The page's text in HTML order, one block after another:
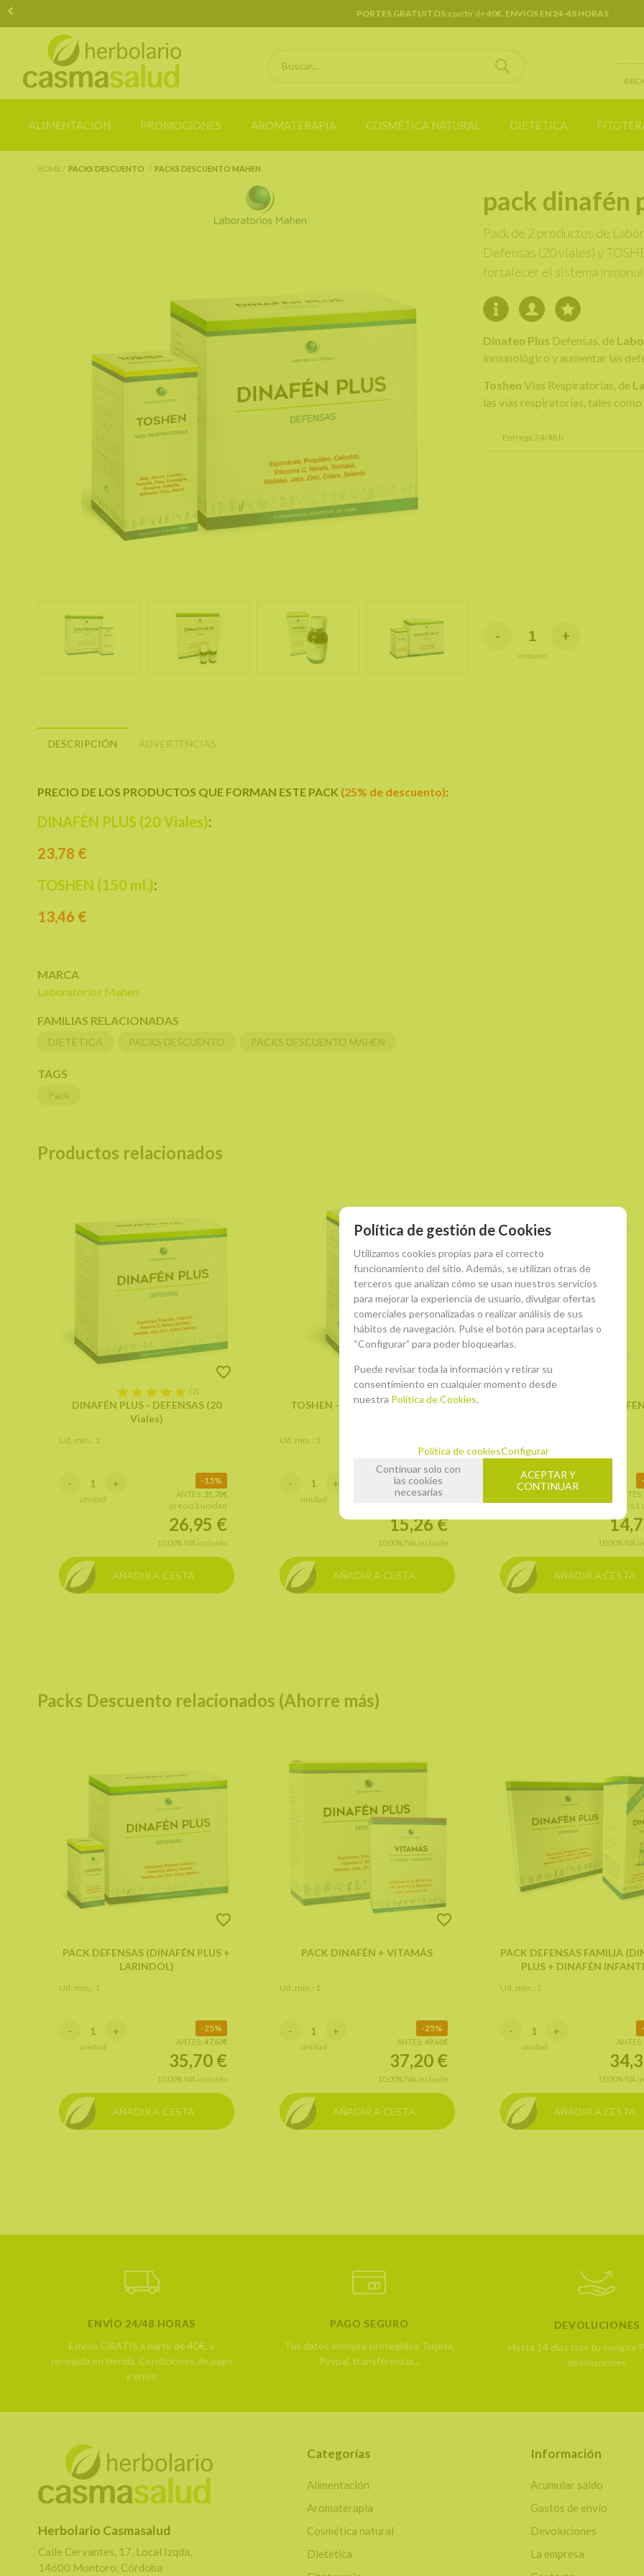
ALIMENTACIÓN PROMOCIONES AROMATERAPIA COSMÉTICA NATURAL DIETÉTICA
HOME PACKS DESCUENTO PACKS DESCUENTO MAHEN
pack dinafén
Pack de 2 productos de
Defensas (20 viales) y
fortalecer el sistema
Dinafen Plus Defensas, de
inmunológico y aumentar las
Toshen Vias Respiratorias, de
las vías respiratorias, tales
Entrega 24/48 h
-
unidades
+
DESCRIPCIÓN ADVERTENCIAS
PRECIO DE LOS PRODUCTOS QUE FORMAN ESTE PACK (25% de descuento):
DINAFÉN PLUS (20 Viales):
23,78 €
TOSHEN (150 ml.):
13,46 €
MARCA
Laboratorios Mahen
FAMILIAS RELACIONADAS
DIETÉTICA PACKS DESCUENTO PACKS DESCUENTO MAHEN
TAGS
Pack
Productos relacionados
(2)
DINAFÉN PLUS - DEFENSAS (20
Viales)
Ud. mín.: 1
15%
ANTES: 31,70€
precio 1 unidad
26,95 €
10.00% IVA incluido
- +
unidad
AÑADIR A CESTA
TOSHEN - VIAS RESPIRATORIAS
Ud. mín.: 1
15%
ANTES:17,95€
15,26€
10.00% IVA incluido
- +
unidad
AÑADIR A CESTA
DINAFÉN INFANTIL -
ANTES:
precio 1
10.00% IVA
+
AÑADIR A CESTA
Packs Descuento relacionados (Ahorre más)
PACK DEFENSAS (DINAFÉN PLUS +
LARINDOL)
Ud. mín.: 1
25%
ANTES: 47,60€
35,70 €
10.00% IVA incluido
- +
unidad
AÑADIR A CESTA
PACK DINAFÉN + VITAMÁS
Ud. mín.: 1
25%
ANTES: 49,60€
37,20 €
10.00% IVA incluido
- +
unidad
AÑADIR A CESTA
PACK DEFENSAS FAMILIA
PLUS + DINAFÉN
Ud. mín.: 1
10.00% IVA
- +
unidad
AÑADIR A CESTA
ENVÍO 24/48 HORAS
Envíos GRATIS a partir de 40€, y
recogida en tienda. Condiciones de pago
y envío
PAGO SEGURO
Tus datos siempre protegidos Tarjeta,
Paypal, transferencia...
DEVOLUCIONES
Hasta 14 días tras tu compra
devoluciones
Herbolario Casmasalud
Calle Cervantes, 17, Local Izqda,
14600 Montoro, Córdoba
Categorías
Alimentación
Aromaterapia
Cosmética natural
Dietética
Información
Acumular saldo
Gastos de envío
Devoluciones
La empresa
Política de gestión de Cookies
Utilizamos cookies propias para el correcto
funcionamiento del sitio. Además, se utilizan otras de
terceros que analizan cómo se usan nuestros servicios
para mejorar la experiencia de usuario, divulgar ofertas
comerciales personalizadas o realizar análisis de sus
hábitos de navegación. Pulse el botón para aceptarlas o
“Configurar” para poder bloquearlas.
Puede revisar toda la información y retirar su
consentimiento en cualquier momento desde
nuestra Política de Cookies.
Política de cookiesConfigurar
Continuar solo con
las cookies
necesarias
ACEPTAR Y
CONTINUAR